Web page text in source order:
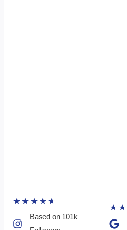
★ ★ ★ ★ ★
Based on 101k
★ ★